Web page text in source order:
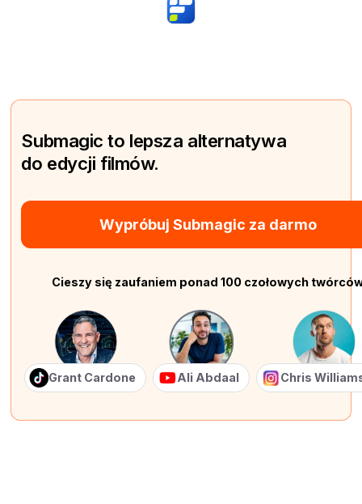
Submagic to lepsza alternatywa
do edycji filmów.
Wypróbuj Submagic za darmo
Cieszy się zaufaniem ponad 100 czołowych
Grant Cardone Ali Abdaal Chris